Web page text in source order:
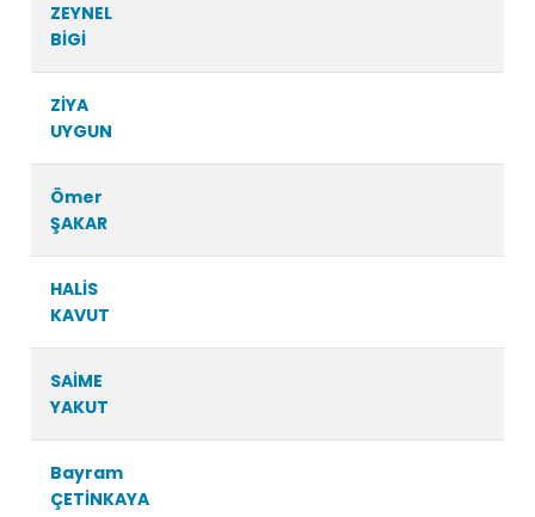
ZEYNEL
BİGİ
ZİYA
UYGUN
Ömer
ŞAKAR
HALİS
KAVUT
SAİME
YAKUT
Bayram
ÇETİNKAYA